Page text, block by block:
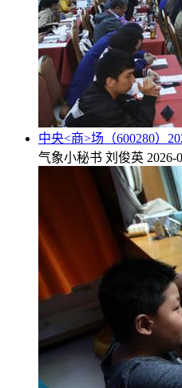
中央<商>场（600280）
气象小秘书 刘俊英 2026-